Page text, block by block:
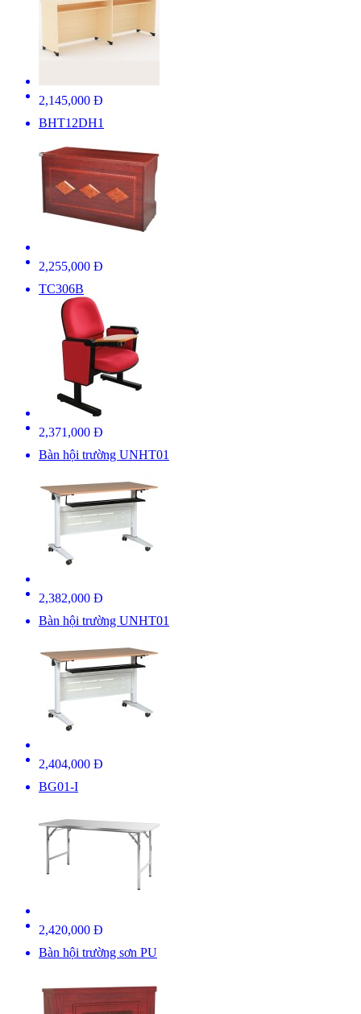
2,145,000 Đ
BHT12DH1
2,255,000 Đ
TC306B
2,371,000 Đ
Bàn hội trường UNHT01
2,382,000 Đ
Bàn hội trường UNHT01
2,404,000 Đ
BG01-I
2,420,000 Đ
Bàn hội trường sơn PU